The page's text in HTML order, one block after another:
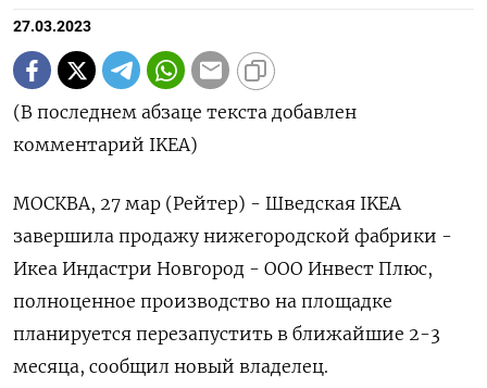
27.03.2023
(В последнем абзаце текста добавлен
комментарий IKEA)
МОСКВА, 27 мар (Рейтер) - Шведская IKEA
завершила продажу нижегородской фабрики -
Икеа Индастри Новгород - ООО Инвест Плюс,
полноценное производство на площадке
планируется перезапустить в ближайшие 2-3
месяца, сообщил новый владелец.